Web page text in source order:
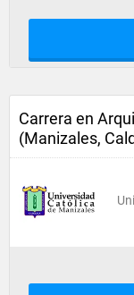
Carrera en
(Manizales,